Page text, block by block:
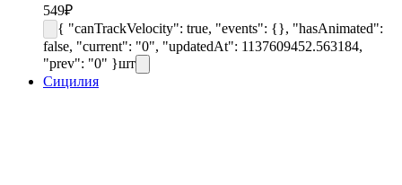
549₽
{ "canTrackVelocity": true, "events": {}, "hasAnimated":
false, "current": "0", "updatedAt": 1137609452.563184,
"prev": "0" }шт
Сицилия